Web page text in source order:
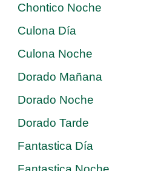
Chontico Noche
Culona Día
Culona Noche
Dorado Mañana
Dorado Noche
Dorado Tarde
Fantastica Día